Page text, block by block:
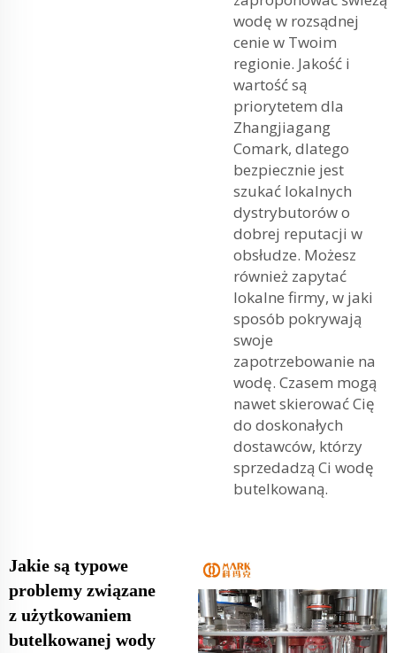
wodę w rozsądnej
cenie w Twoim
regionie. Jakość i
wartość są
priorytetem dla
Zhangjiagang
Comark, dlatego
bezpiecznie jest
szukać lokalnych
dystrybutorów o
dobrej reputacji w
obsłudze. Możesz
również zapytać
lokalne firmy, w jaki
sposób pokrywają
swoje
zapotrzebowanie na
wodę. Czasem mogą
nawet skierować Cię
do doskonałych
dostawców, którzy
sprzedadzą Ci wodę
butelkowaną.
Jakie są typowe
problemy związane
z użytkowaniem
butelkowanej wody